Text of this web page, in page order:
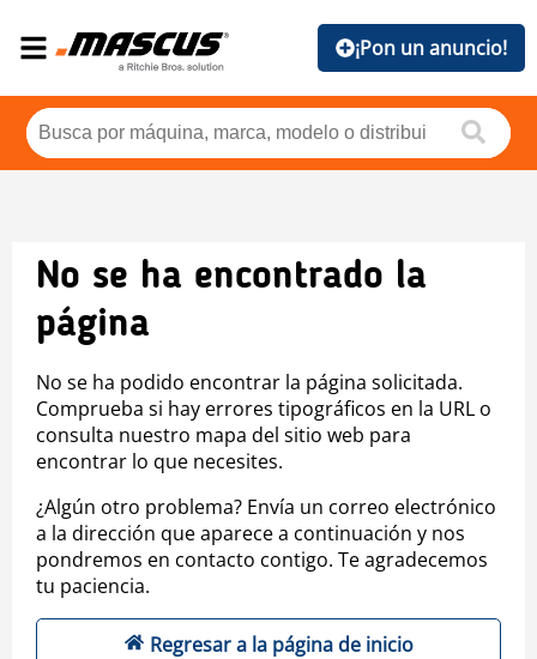
¡Pon un anuncio!
No se ha encontrado la
página
No se ha podido encontrar la página solicitada.
Comprueba si hay errores tipográficos en la URL o
consulta nuestro mapa del sitio web para
encontrar lo que necesites.
¿Algún otro problema? Envía un correo electrónico
a la dirección que aparece a continuación y nos
pondremos en contacto contigo. Te agradecemos
tu paciencia.
Regresar a la página de inicio